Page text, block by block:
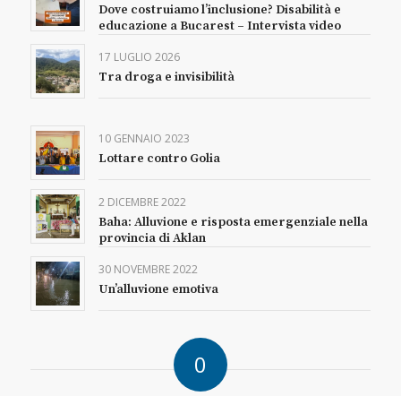
Dove costruiamo l’inclusione? Disabilità e
educazione a Bucarest – Intervista video
17 LUGLIO 2026
Tra droga e invisibilità
10 GENNAIO 2023
Lottare contro Golia
2 DICEMBRE 2022
Baha: Alluvione e risposta emergenziale nella
provincia di Aklan
30 NOVEMBRE 2022
Un’alluvione emotiva
0